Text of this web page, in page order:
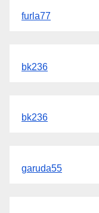
furla77
bk236
bk236
garuda55